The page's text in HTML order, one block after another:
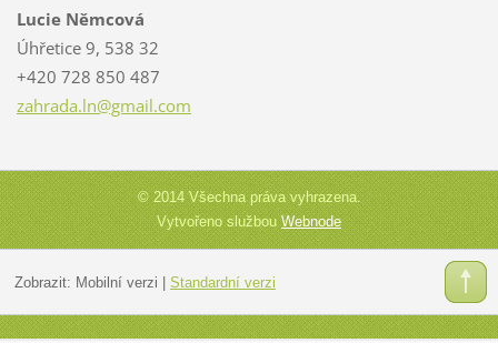
Lucie Němcová
Úhřetice 9, 538 32
+420 728 850 487
zahrada.ln@gmail.com
© 2014 Všechna práva vyhrazena.
Vytvořeno službouWebnode
Zobrazit: Mobilní verzi Standardní verzi